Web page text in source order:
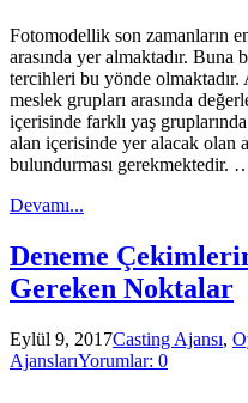
Fotomodellik son zamanların
arasında yer almaktadır.
tercihleri bu yönde olmaktadır.
meslek grupları arasında
içerisinde farklı yaş
alan içerisinde yer alacak olan
bulundurması gerekmektedir.
Devamı...
Deneme
Gereken Noktalar
Eylül 9, 2017Casting Ajansı,
AjanslarıYorumlar: 0